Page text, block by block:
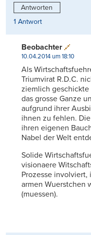
Antworten
1 Antwort
Beobachter
10.04.2014 um 18:10
Als
Triumvirat R.D.C.
ziemlich geschickte
das grosse Ganze
aufgrund ihrer
ihnen zu fehlen.
ihren eigenen
Nabel der Welt
Solide
visionaere
Prozesse
armen Wuerstchen
(muessen).